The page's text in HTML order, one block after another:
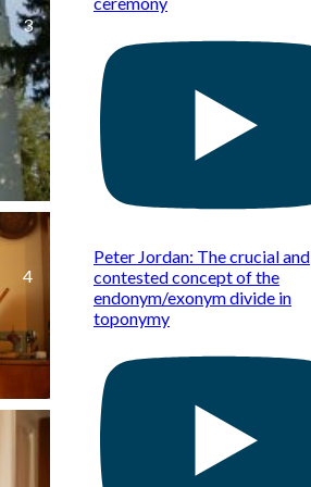
3
4
Peter Jordan: The crucial and
contested concept of the
endonym/exonym divide in
toponymy